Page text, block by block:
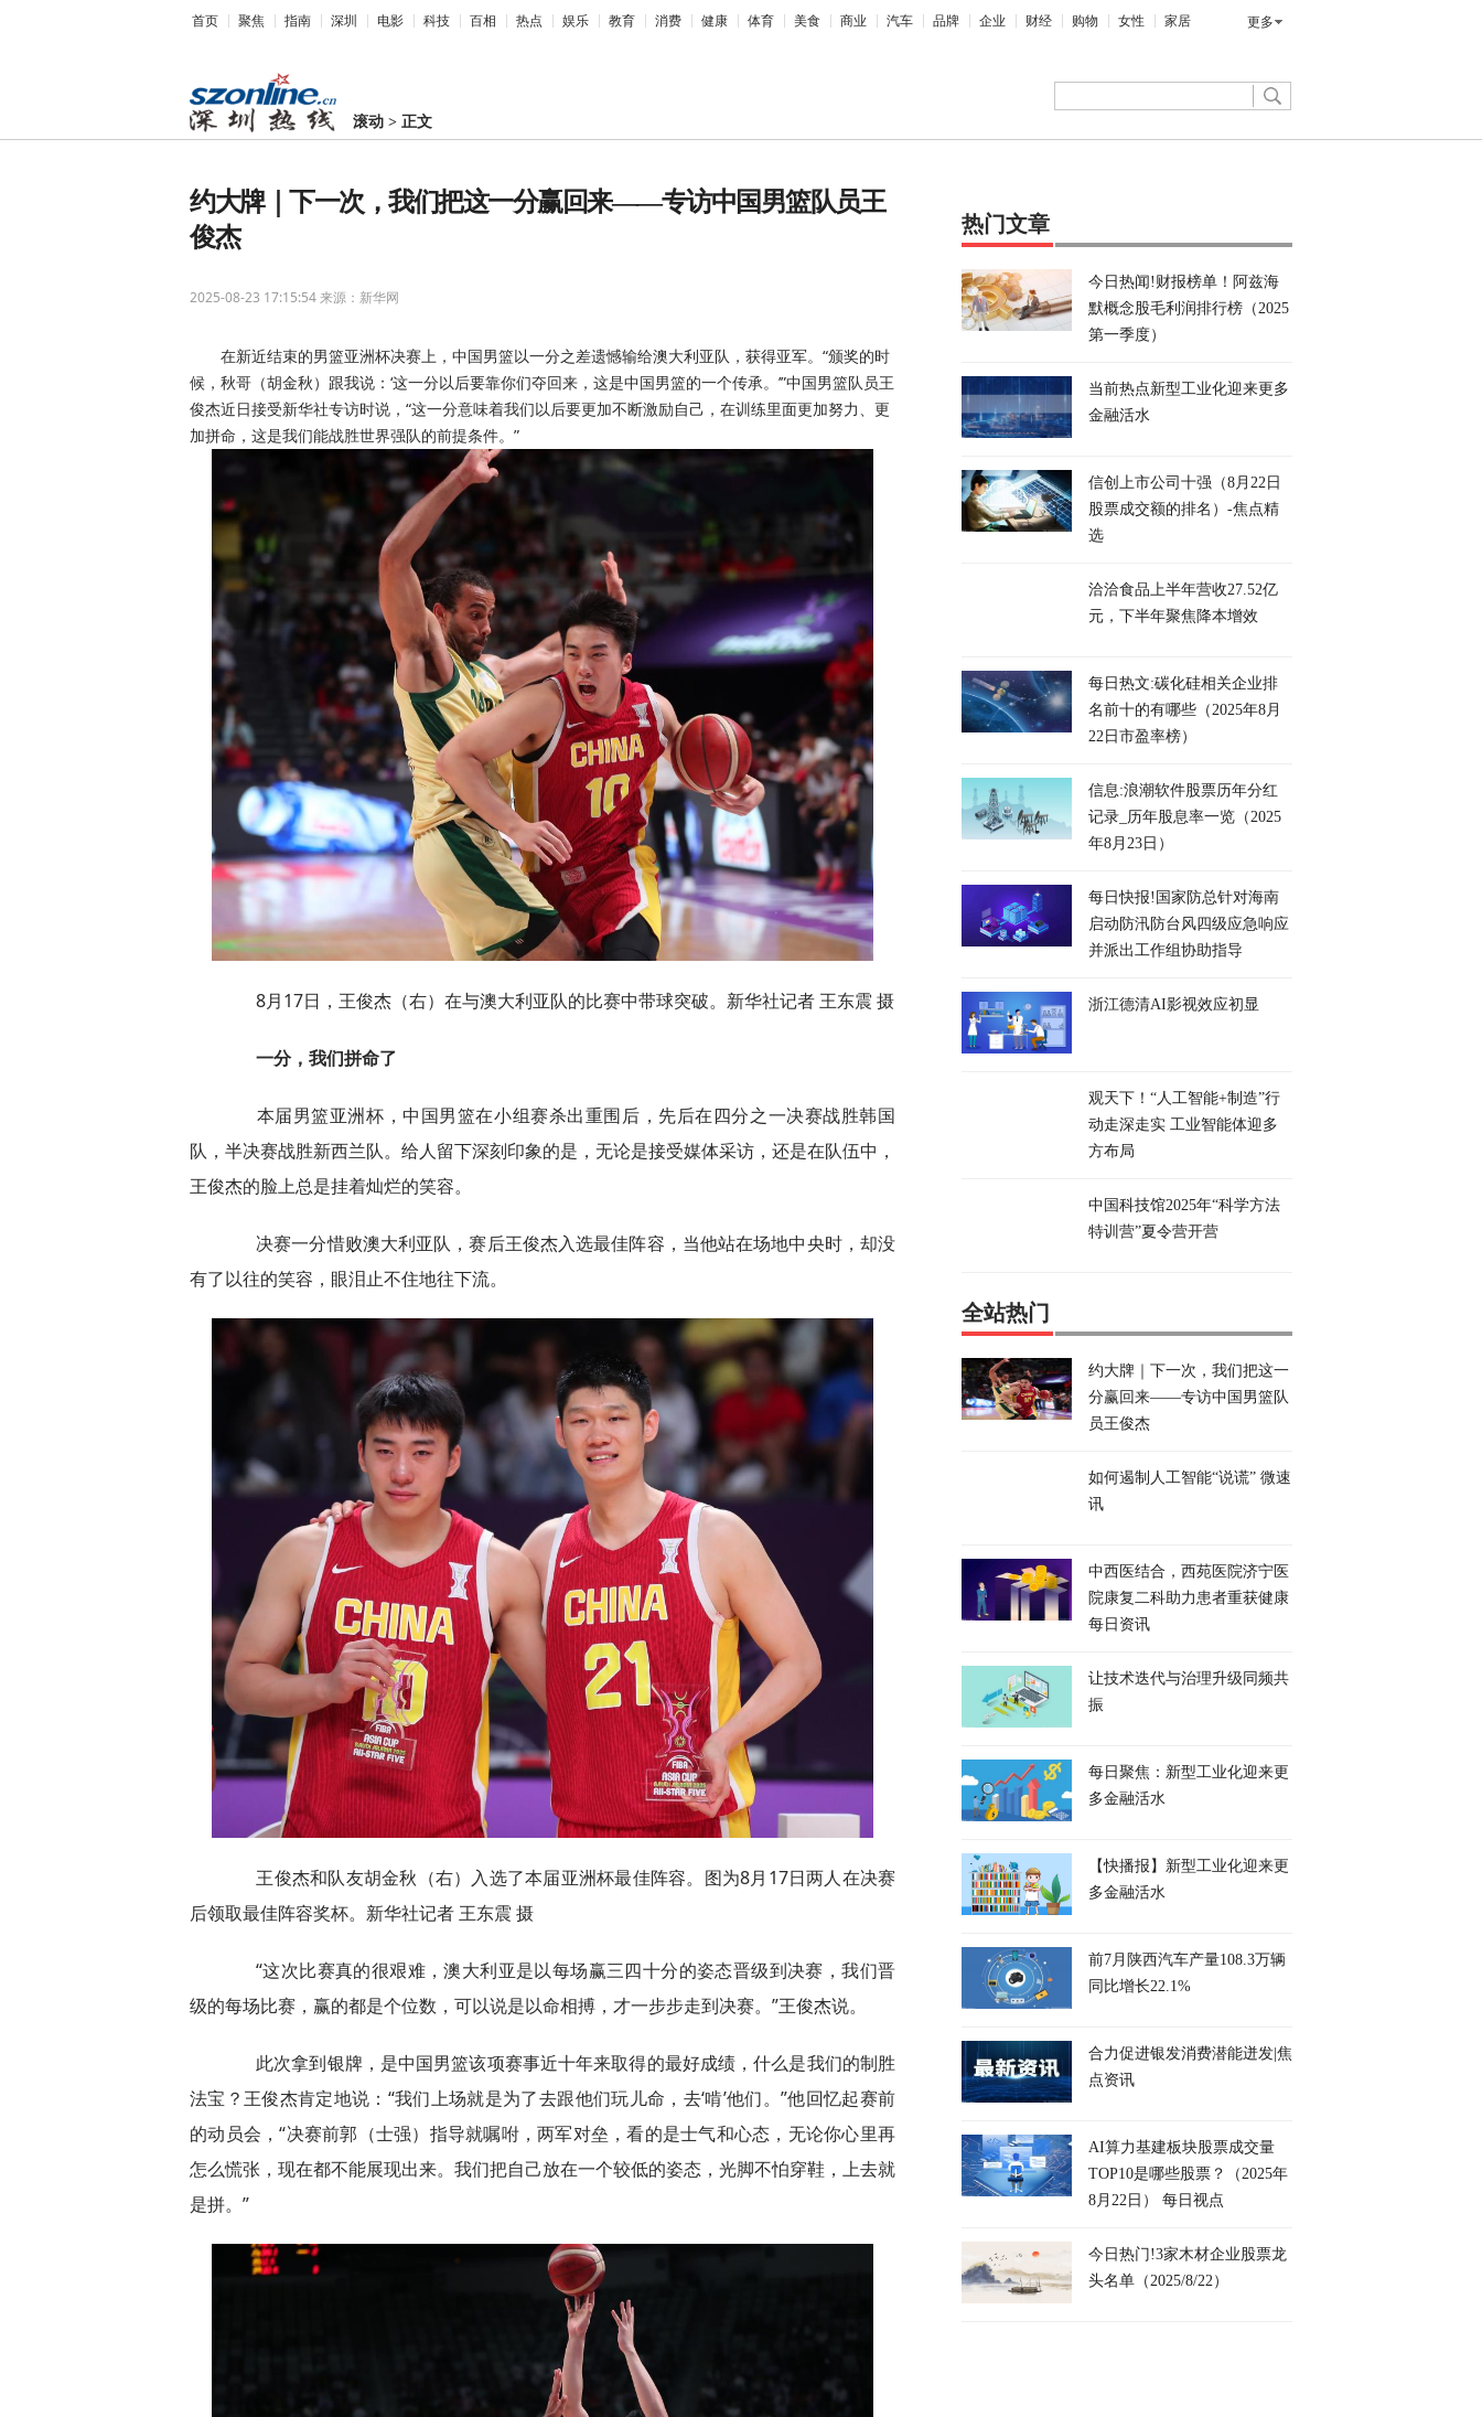
首页 聚焦 指南 深圳 电影 科技 百相 热点 娱乐 教育 消费 健康 体育 美食 商业 汽车 品牌 企业 财经 购物 女性 家居 更多
滚动 >正文
约大牌｜下一次，我们把这一分赢回来——专访中国男篮队员王
俊杰
2025-08-23 17:15:54来源：新华网
在新近结束的男篮亚洲杯决赛上，中国男篮以一分之差遗憾输给澳大利亚队，获得亚军。“颁奖的时
候，秋哥（胡金秋）跟我说：‘这一分以后要靠你们夺回来，这是中国男篮的一个传承。’”中国男篮队员王
俊杰近日接受新华社专访时说，“这一分意味着我们以后要更加不断激励自己，在训练里面更加努力、更
加拼命，这是我们能战胜世界强队的前提条件。”
8月17日，王俊杰（右）在与澳大利亚队的比赛中带球突破。新华社记者 王东震 摄
一分，我们拼命了
本届男篮亚洲杯，中国男篮在小组赛杀出重围后，先后在四分之一决赛战胜韩国
队，半决赛战胜新西兰队。给人留下深刻印象的是，无论是接受媒体采访，还是在队伍中，
王俊杰的脸上总是挂着灿烂的笑容。
决赛一分惜败澳大利亚队，赛后王俊杰入选最佳阵容，当他站在场地中央时，却没
有了以往的笑容，眼泪止不住地往下流。
王俊杰和队友胡金秋（右）入选了本届亚洲杯最佳阵容。图为8月17日两人在决赛
后领取最佳阵容奖杯。新华社记者 王东震 摄
“这次比赛真的很艰难，澳大利亚是以每场赢三四十分的姿态晋级到决赛，我们晋
级的每场比赛，赢的都是个位数，可以说是以命相搏，才一步步走到决赛。”王俊杰说。
此次拿到银牌，是中国男篮该项赛事近十年来取得的最好成绩，什么是我们的制胜
法宝？王俊杰肯定地说：“我们上场就是为了去跟他们玩儿命，去‘啃’他们。”他回忆起赛前
的动员会，“决赛前郭（士强）指导就嘱咐，两军对垒，看的是士气和心态，无论你心里再
怎么慌张，现在都不能展现出来。我们把自己放在一个较低的姿态，光脚不怕穿鞋，上去就
是拼。”
热门文章
今日热闻!财报榜单！阿兹海
默概念股毛利润排行榜（2025
第一季度）
当前热点新型工业化迎来更多
金融活水
信创上市公司十强（8月22日
股票成交额的排名）-焦点精
选
洽洽食品上半年营收27.52亿
元，下半年聚焦降本增效
每日热文:碳化硅相关企业排
名前十的有哪些（2025年8月
22日市盈率榜）
信息:浪潮软件股票历年分红
记录_历年股息率一览（2025
年8月23日）
每日快报!国家防总针对海南
启动防汛防台风四级应急响应
并派出工作组协助指导
浙江德清AI影视效应初显
观天下！“人工智能+制造”行
动走深走实 工业智能体迎多
方布局
中国科技馆2025年“科学方法
特训营”夏令营开营
全站热门
约大牌｜下一次，我们把这一
分赢回来——专访中国男篮队
员王俊杰
如何遏制人工智能“说谎” 微速
讯
中西医结合，西苑医院济宁医
院康复二科助力患者重获健康
每日资讯
让技术迭代与治理升级同频共
振
每日聚焦：新型工业化迎来更
多金融活水
【快播报】新型工业化迎来更
多金融活水
前7月陕西汽车产量108.3万辆
同比增长22.1%
合力促进银发消费潜能迸发|焦
点资讯
AI算力基建板块股票成交量
TOP10是哪些股票？（2025年
8月22日） 每日视点
今日热门!3家木材企业股票龙
头名单（2025/8/22）